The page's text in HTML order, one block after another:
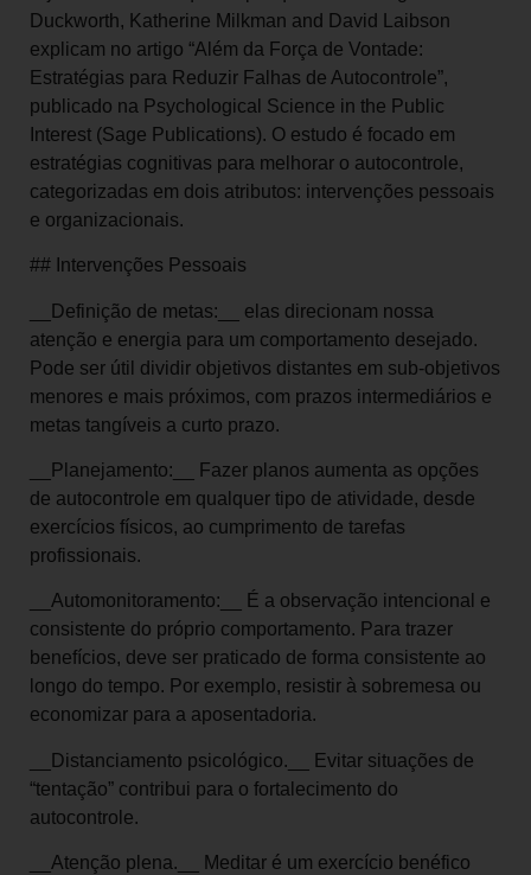
Duckworth, Katherine Milkman and David Laibson
explicam no artigo “Além da Força de Vontade:
Estratégias para Reduzir Falhas de Autocontrole”,
publicado na Psychological Science in the Public
Interest (Sage Publications). O estudo é focado em
estratégias cognitivas para melhorar o autocontrole,
categorizadas em dois atributos: intervenções pessoais
e organizacionais.
## Intervenções Pessoais
__Definição de metas:__ elas direcionam nossa
atenção e energia para um comportamento desejado.
Pode ser útil dividir objetivos distantes em sub-objetivos
menores e mais próximos, com prazos intermediários e
metas tangíveis a curto prazo.
__Planejamento:__ Fazer planos aumenta as opções
de autocontrole em qualquer tipo de atividade, desde
exercícios físicos, ao cumprimento de tarefas
profissionais.
__Automonitoramento:__ É a observação intencional e
consistente do próprio comportamento. Para trazer
benefícios, deve ser praticado de forma consistente ao
longo do tempo. Por exemplo, resistir à sobremesa ou
economizar para a aposentadoria.
__Distanciamento psicológico.__ Evitar situações de
“tentação” contribui para o fortalecimento do
autocontrole.
__Atenção plena.__ Meditar é um exercício benéfico